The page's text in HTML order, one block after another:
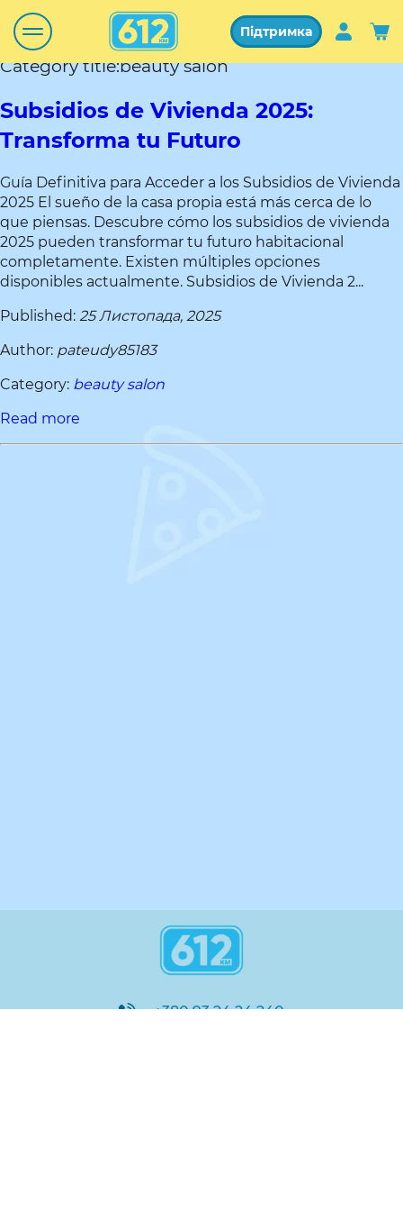
Підтримка
Category title:beauty salon
Subsidios de Vivienda 2025:
Transforma tu Futuro
Guía Definitiva para Acceder a los Subsidios de Vivienda
2025 El sueño de la casa propia está más cerca de lo
que piensas. Descubre cómo los subsidios de vivienda
2025 pueden transformar tu futuro habitacional
completamente. Existen múltiples opciones
disponibles actualmente. Subsidios de Vivienda 2...
Published: 25 Листопада, 2025
Author: pateudy85183
Category: beauty salon
Read more
+380 93 24 24 240